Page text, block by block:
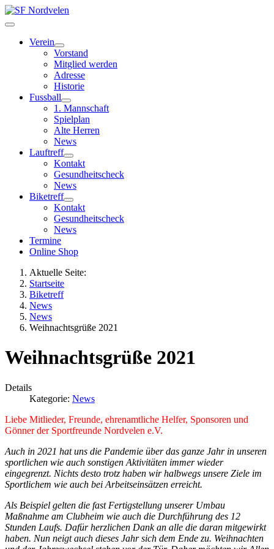
Verein
Vorstand
Mitglied werden
Adresse
Historie
Fussball
1. Mannschaft
Spielplan
Alte Herren
News
Lauftreff
Kontakt
Gesundheitscheck
News
Biketreff
Kontakt
Gesundheitscheck
News
Termine
Online Shop
Aktuelle Seite:
Startseite
Biketreff
News
News
Weihnachtsgrüße 2021
Weihnachtsgrüße 2021
Details
Kategorie: News
Liebe Mitlieder, Freunde, ehrenamtliche Helfer, Sponsoren und
Gönner der Sportfreunde Nordvelen e.V.
Auch in 2021 hat uns die Pandemie über das ganze Jahr in unseren
sportlichen wie auch sonstigen Aktivitäten immer wieder
eingegrenzt. Nichts desto trotz haben wir halbwegs unsere Ziele im
Sportlichem wie auch bei Arbeitseinsätzen erreicht.
Als Beispiel gelten die fast Fertigstellung unserer Umbau
Maßnahme am Clubheim wie auch die Durchführung des 12
Stunden Laufs. Dafür herzlichen Dank an alle die daran mitgewirkt
haben. Nun neigt auch dieses Jahr sich dem Ende zu. Weihnachten